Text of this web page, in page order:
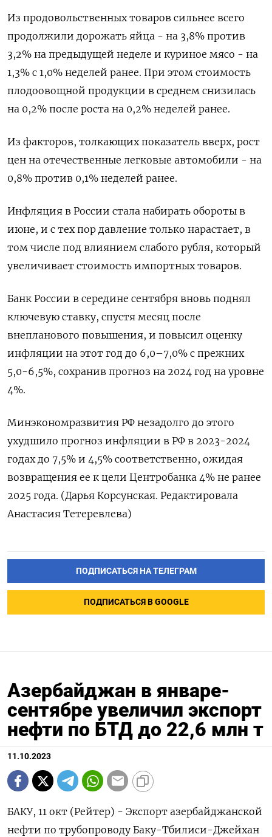
Из продовольственных товаров сильнее всего
продолжили дорожать яйца - на 3,8% против
3,2% на предыдущей неделе и куриное мясо - на
1,3% с 1,0% неделей ранее. При этом стоимость
плодоовощной продукции в среднем снизилась
на 0,2% после роста на 0,2% неделей ранее.
Из факторов, толкающих показатель вверх, рост
цен на отечественные легковые автомобили - на
0,8% против 0,1% неделей ранее.
Инфляция в России стала набирать обороты в
июне, и с тех пор давление только нарастает, в
том числе под влиянием слабого рубля, который
увеличивает стоимость импортных товаров.
Банк России в середине сентября вновь поднял
ключевую ставку, спустя месяц после
внепланового повышения, и повысил оценку
инфляции на этот год до 6,0–7,0% с прежних
5,0-6,5%, сохранив прогноз на 2024 год на уровне
4%.
Минэкономразвития РФ незадолго до этого
ухудшило прогноз инфляции в РФ в 2023-2024
годах до 7,5% и 4,5% соответственно, ожидая
возвращения ее к цели Центробанка 4% не ранее
2025 года. (Дарья Корсунская. Редактировала
Анастасия Тетеревлева)
ПОДПИСАТЬСЯ НА ТЕЛЕГРАМ
ПОДПИСАТЬСЯ В GOOGLE
Азербайджан в январе-
сентябре увеличил экспорт
нефти по БТД до 22,6 млн т
11.10.2023
БАКУ, 11 окт (Рейтер) - Экспорт азербайджанской
нефти по трубопроводу Баку-Тбилиси-Джейхан